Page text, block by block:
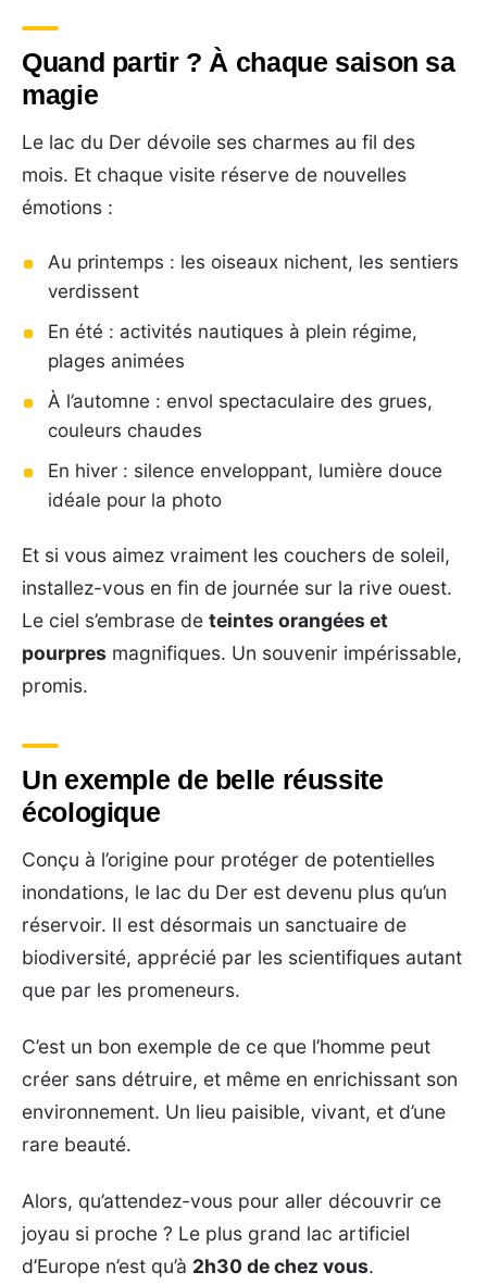
Quand partir ? À chaque saison sa
magie
Le lac du Der dévoile ses charmes au fil des
mois. Et chaque visite réserve de nouvelles
émotions :
Au printemps : les oiseaux nichent, les sentiers
verdissent
En été : activités nautiques à plein régime,
plages animées
À l’automne : envol spectaculaire des grues,
couleurs chaudes
En hiver : silence enveloppant, lumière douce
idéale pour la photo
Et si vous aimez vraiment les couchers de soleil,
installez-vous en fin de journée sur la rive ouest.
Le ciel s’embrase de teintes orangées et
pourpres magnifiques. Un souvenir impérissable,
promis.
Un exemple de belle réussite
écologique
Conçu à l’origine pour protéger de potentielles
inondations, le lac du Der est devenu plus qu’un
réservoir. Il est désormais un sanctuaire de
biodiversité, apprécié par les scientifiques autant
que par les promeneurs.
C’est un bon exemple de ce que l’homme peut
créer sans détruire, et même en enrichissant son
environnement. Un lieu paisible, vivant, et d’une
rare beauté.
Alors, qu’attendez-vous pour aller découvrir ce
joyau si proche ? Le plus grand lac artificiel
d’Europe n’est qu’à 2h30 de chez vous.